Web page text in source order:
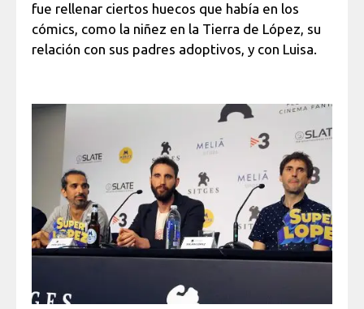
fue rellenar ciertos huecos que había en los
cómics, como la niñez en la Tierra de López, su
relación con sus padres adoptivos, y con Luisa.